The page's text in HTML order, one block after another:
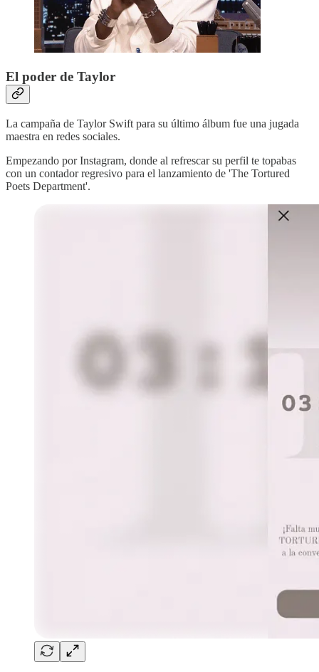
El poder de Taylor
La campaña de Taylor Swift para su último álbum fue una jugada
maestra en redes sociales.
Empezando por Instagram, donde al refrescar su perfil te topabas
con un contador regresivo para el lanzamiento de 'The Tortured
Poets Department'.